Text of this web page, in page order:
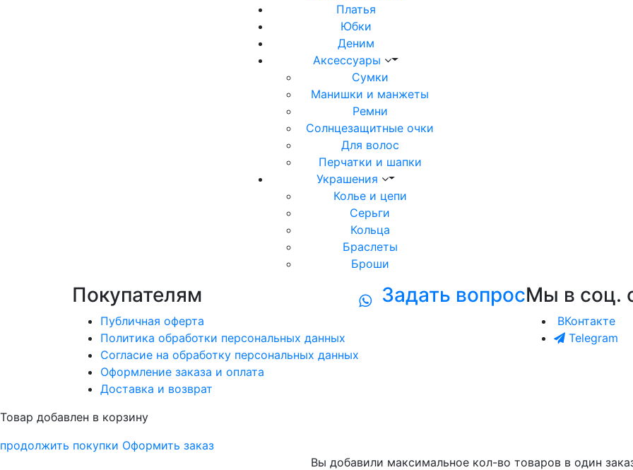
Платья
Юбки
Деним
Аксессуары
Сумки
Манишки и манжеты
Ремни
Солнцезащитные очки
Для волос
Перчатки и шапки
Украшения
Колье и цепи
Серьги
Кольца
Браслеты
Броши
Покупателям
Публичная оферта
Политика обработки персональных данных
Согласие на обработку персональных данных
Оформление заказа и оплата
Доставка и возврат
Задать вопросМы в соц.
ВКонтакте
Telegram
Товар добавлен в корзину
продолжить покупки Оформить заказ
Вы добавили максимальное кол-во товаров в один